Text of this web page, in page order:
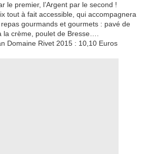
le premier, l’Argent par le second !
tout à fait accessible, qui accompagnera
gourmands et gourmets : pavé de
la crème, poulet de Bresse….
Domaine Rivet 2015 : 10,10 Euros